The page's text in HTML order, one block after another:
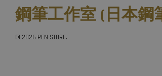
鋼筆工作室 (日本鋼
© 2026 PEN STORE.